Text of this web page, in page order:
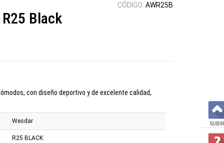
CÓDIGO: AWR25B
Black
con diseño deportivo y de excelente calidad,
Wesdar
R25 BLACK
SUBIR